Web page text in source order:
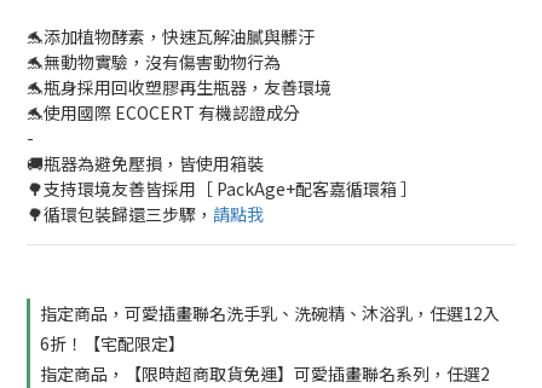
🐬添加植物酵素，快速瓦解油膩與髒汙
🐬無動物實驗，沒有傷害動物行為
🐬瓶身採用回收塑膠再生瓶器，友善環境
🐬使用國際 ECOCERT 有機認證成分
-
🚚瓶器為避免壓損，皆使用箱裝
🌳支持環境友善皆採用［ PackAge+配客嘉循環箱 ］
🌳循環包裝歸還三步驟， 請點我
指定商品，可愛插畫聯名洗手乳、洗碗精、沐浴乳，任選12入
6折！【宅配限定】
指定商品，【限時超商取貨免運】可愛插畫聯名系列，任選2